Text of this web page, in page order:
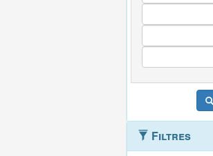
Filtres